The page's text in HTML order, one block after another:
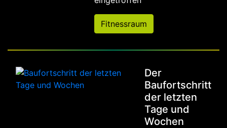
Fitnessraum
Der
Baufortschritt
der letzten
Tage und
Wochen